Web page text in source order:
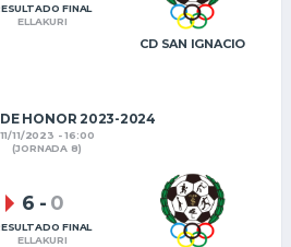
CD SAN IGNACIO
FINAL
ELLAKURI
HONOR 2023-2024
11/11/2023 - 16:00
(JORNADA 8)
6 - 0
FINAL
ELLAKURI